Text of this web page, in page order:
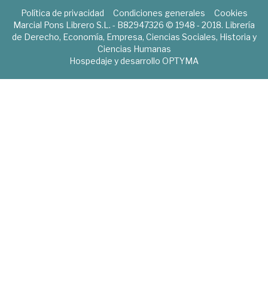
Política de privacidad Condiciones generales
Cookies
Marcial Pons Librero S.L. - B82947326 © 1948 - 2018. Librería
de Derecho, Economía, Empresa, Ciencias Sociales, Historia y
Ciencias Humanas
Hospedaje y desarrollo OPTYMA